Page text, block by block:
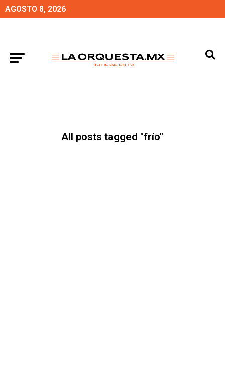
AGOSTO 8, 2026
All posts tagged "frío"